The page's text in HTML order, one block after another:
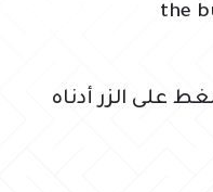
the
على الزر أدناه